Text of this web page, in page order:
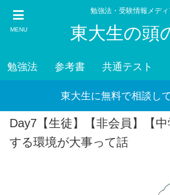
MENU
勉強法・受験情報メディ
東大生の頭
勉強法 参考書 共通テスト
東大生に無料で相談し
Day7【生徒】【非会員】【
する環境が大事って話